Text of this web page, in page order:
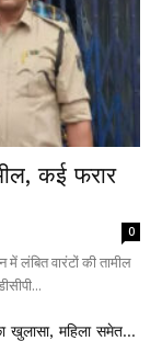
कई फरार
0
वारंटों की तामील
खुलासा, महिला समेत...